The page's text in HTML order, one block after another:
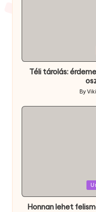
in
Téli tárolás:
Posted
ByViki
in
Honnan lehet